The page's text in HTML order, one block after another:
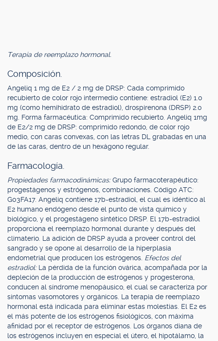
Terapia de reemplazo hormonal.
Composición.
Angeliq 1 mg de E2 / 2 mg de DRSP: Cada comprimido
recubierto de color rojo intermedio contiene: estradiol (E2) 1.0
mg (como hemihidrato de estradiol), drospirenona (DRSP) 2.0
mg. Forma farmacéutica: Comprimido recubierto. Angeliq 1mg
de E2/2 mg de DRSP: comprimido redondo, de color rojo
medio, con caras convexas, con las letras DL grabadas en una
de las caras, dentro de un hexágono regular.
Farmacología.
Propiedades farmacodinámicas:Grupo farmacoterapéutico:
progestágenos y estrógenos, combinaciones. Código ATC:
G03FA17. Angeliq contiene 17b-estradiol, el cual es idéntico al
E2 humano endógeno desde el punto de vista químico y
biológico, y el progestágeno sintético DRSP. El 17b-estradiol
proporciona el reemplazo hormonal durante y después del
climaterio. La adición de DRSP ayuda a proveer control del
sangrado y se opone al desarrollo de la hiperplasia
endometrial que producen los estrógenos. Efectos del
estradiol: La pérdida de la función ovárica, acompañada por la
depleción de la producción de estrógenos y progesterona,
conducen al síndrome menopáusico, el cual se caracteriza por
síntomas vasomotores y orgánicos. La terapia de reemplazo
hormonal está indicada para eliminar estas molestias. El E2 es
el más potente de los estrógenos fisiológicos, con máxima
afinidad por el receptor de estrógenos. Los órganos diana de
los estrógenos incluyen en especial el útero, el hipotálamo, la